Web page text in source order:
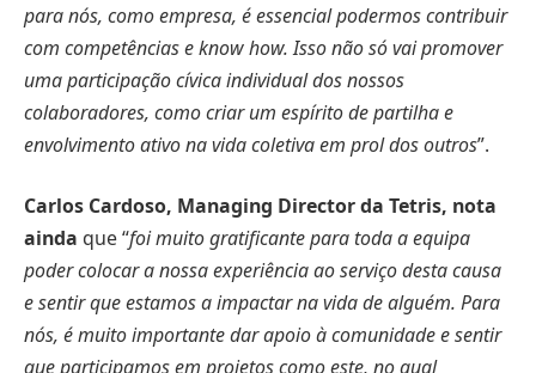
para nós, como empresa, é essencial podermos contribuir
com competências e know how. Isso não só vai promover
uma participação cívica individual dos nossos
colaboradores, como criar um espírito de partilha e
envolvimento ativo na vida coletiva em prol dos outros”.
Carlos Cardoso, Managing Director da Tetris, nota
ainda que “foi muito gratificante para toda a equipa
poder colocar a nossa experiência ao serviço desta causa
e sentir que estamos a impactar na vida de alguém. Para
nós, é muito importante dar apoio à comunidade e sentir
que participamos em projetos como este, no qual